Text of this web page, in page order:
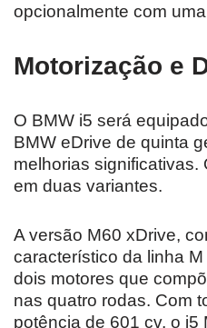
opcionalmente com
Motorização e
O BMW i5 será
BMW eDrive de quinta
melhorias
em duas variantes.
A versão M60 xDrive,
característico da linha
dois motores que
nas quatro rodas. Com
potência de 601 cv, o i5